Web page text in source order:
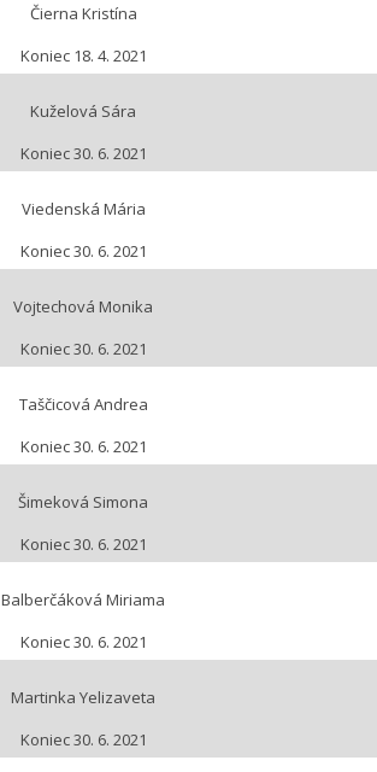
Čierna Kristína
Koniec 18. 4. 2021
Kuželová Sára
Koniec 30. 6. 2021
Viedenská Mária
Koniec 30. 6. 2021
Vojtechová Monika
Koniec 30. 6. 2021
Taščicová Andrea
Koniec 30. 6. 2021
Šimeková Simona
Koniec 30. 6. 2021
Balberčáková Miriama
Koniec 30. 6. 2021
Martinka Yelizaveta
Koniec 30. 6. 2021